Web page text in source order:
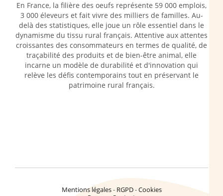
En France, la filière des oeufs représente 59 000 emplois,
3 000 éleveurs et fait vivre des milliers de familles. Au-
delà des statistiques, elle joue un rôle essentiel dans le
dynamisme du tissu rural français. Attentive aux attentes
croissantes des consommateurs en termes de qualité, de
traçabilité des produits et de bien-être animal, elle
incarne un modèle de durabilité et d'innovation qui
relève les défis contemporains tout en préservant le
patrimoine rural français.
Mentions légales RGPD Cookies